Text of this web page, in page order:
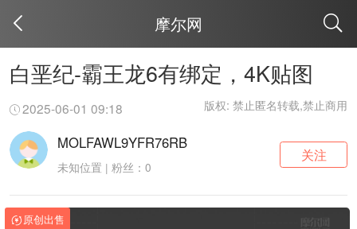
摩尔网
白垩纪-霸王龙6有绑定，4K贴图
2025-06-01 09:18 版权: 禁止匿名转载,禁止商用
MOLFAWL9YFR76RB
未知位置 | 粉丝：0
关注
原创出售
取消